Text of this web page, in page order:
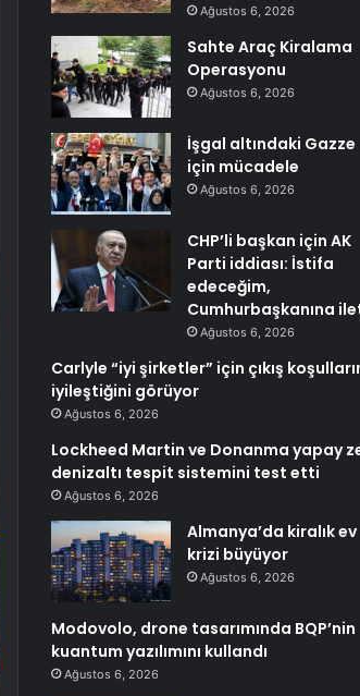
Ağustos 6, 2026
Sahte Araç Kiralama
Operasyonu
Ağustos 6, 2026
İşgal altındaki Gazze
için mücadele
Ağustos 6, 2026
CHP’li başkan için AK
Parti iddiası: İstifa
edeceğim,
Cumhurbaşkanına
Ağustos 6, 2026
Carlyle “iyi şirketler” için çıkış
iyileştiğini görüyor
Ağustos 6, 2026
Lockheed Martin ve Donanma yapay
denizaltı tespit sistemini test etti
Ağustos 6, 2026
Almanya’da kiralık ev
krizi büyüyor
Ağustos 6, 2026
Modovolo, drone tasarımında BQP’nin
kuantum yazılımını kullandı
Ağustos 6, 2026